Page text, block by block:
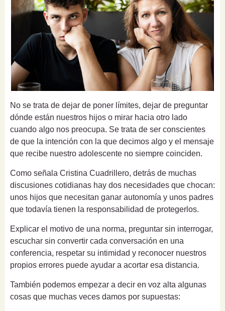
No se trata de dejar de poner límites, dejar de preguntar
dónde están nuestros hijos o mirar hacia otro lado
cuando algo nos preocupa. Se trata de ser conscientes
de que la intención con la que decimos algo y el mensaje
que recibe nuestro adolescente no siempre coinciden.
Como señala Cristina Cuadrillero, detrás de muchas
discusiones cotidianas hay dos necesidades que chocan:
unos hijos que necesitan ganar autonomía y unos padres
que todavía tienen la responsabilidad de protegerlos.
Explicar el motivo de una norma, preguntar sin interrogar,
escuchar sin convertir cada conversación en una
conferencia, respetar su intimidad y reconocer nuestros
propios errores puede ayudar a acortar esa distancia.
También podemos empezar a decir en voz alta algunas
cosas que muchas veces damos por supuestas: